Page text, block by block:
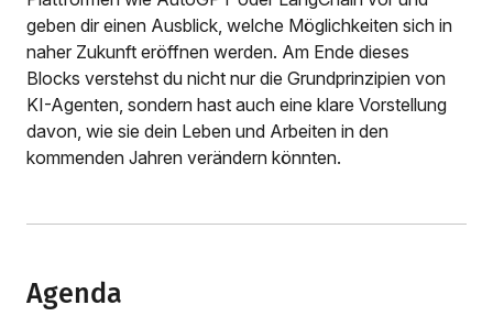
geben dir einen Ausblick, welche Möglichkeiten sich in
naher Zukunft eröffnen werden. Am Ende dieses
Blocks verstehst du nicht nur die Grundprinzipien von
KI-Agenten, sondern hast auch eine klare Vorstellung
davon, wie sie dein Leben und Arbeiten in den
kommenden Jahren verändern könnten.
Agenda